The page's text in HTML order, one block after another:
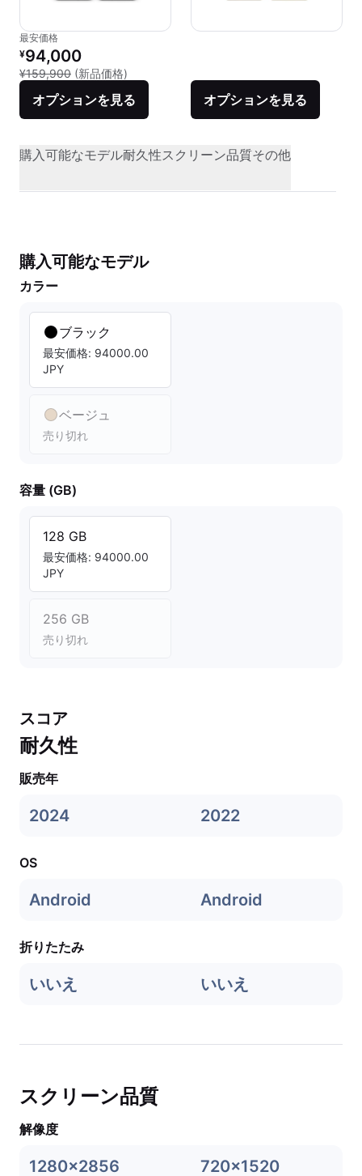
最安価格
リファービッシュ品の価格：
¥94,000
¥159,900 (新品価格)
オプションを見る オプションを見る
購入可能なモデル耐久性スクリーン品質その他
購入可能なモデル
カラー
ブラック
最安価格: 94000.00
JPY
ベージュ
売り切れ
容量 (GB)
128 GB
最安価格: 94000.00
JPY
256 GB
売り切れ
スコア
耐久性
販売年
2024 2022
OS
Android Android
折りたたみ
いいえ いいえ
スクリーン品質
解像度
1280x2856 720x1520